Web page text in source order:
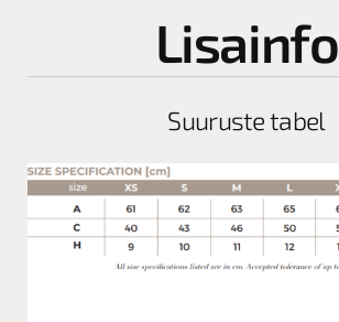
Lisainfo
Suuruste tabel